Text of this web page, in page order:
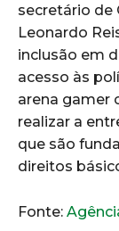
secretário de
Leonardo
inclusão em
acesso às
arena gamer
realizar a
que são
direitos
Fonte: